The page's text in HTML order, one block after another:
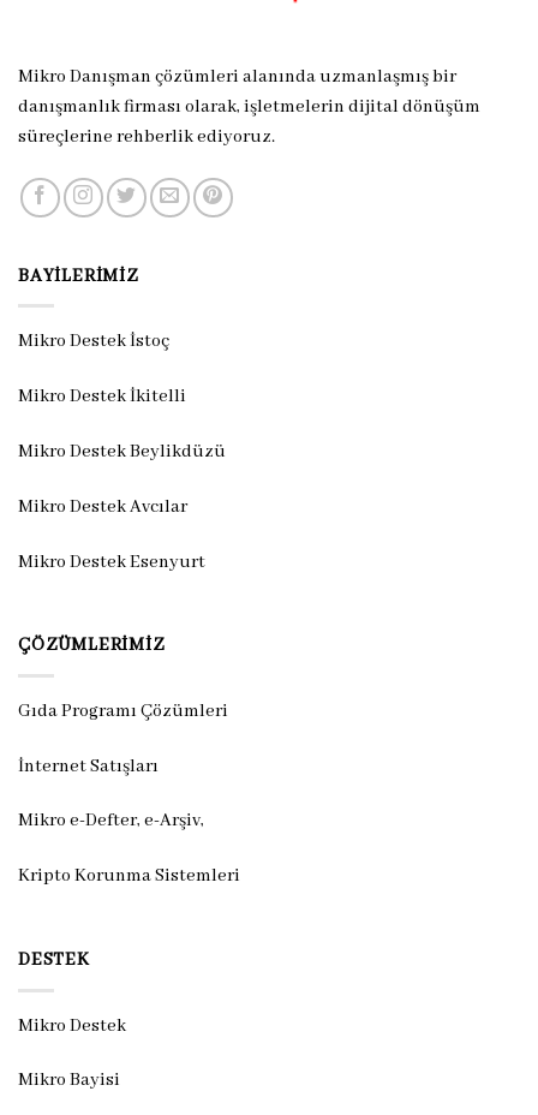
Mikro Danışman çözümleri alanında uzmanlaşmış bir
danışmanlık firması olarak, işletmelerin dijital dönüşüm
süreçlerine rehberlik ediyoruz.
BAYILERIMIZ
Mikro Destek İstoç
Mikro Destek İkitelli
Mikro Destek Beylikdüzü
Mikro Destek Avcılar
Mikro Destek Esenyurt
ÇÖZÜMLERIMIZ
Gıda Programı Çözümleri
İnternet Satışları
Mikro e-Defter, e-Arşiv,
Kripto Korunma Sistemleri
DESTEK
Mikro Destek
Mikro Bayisi